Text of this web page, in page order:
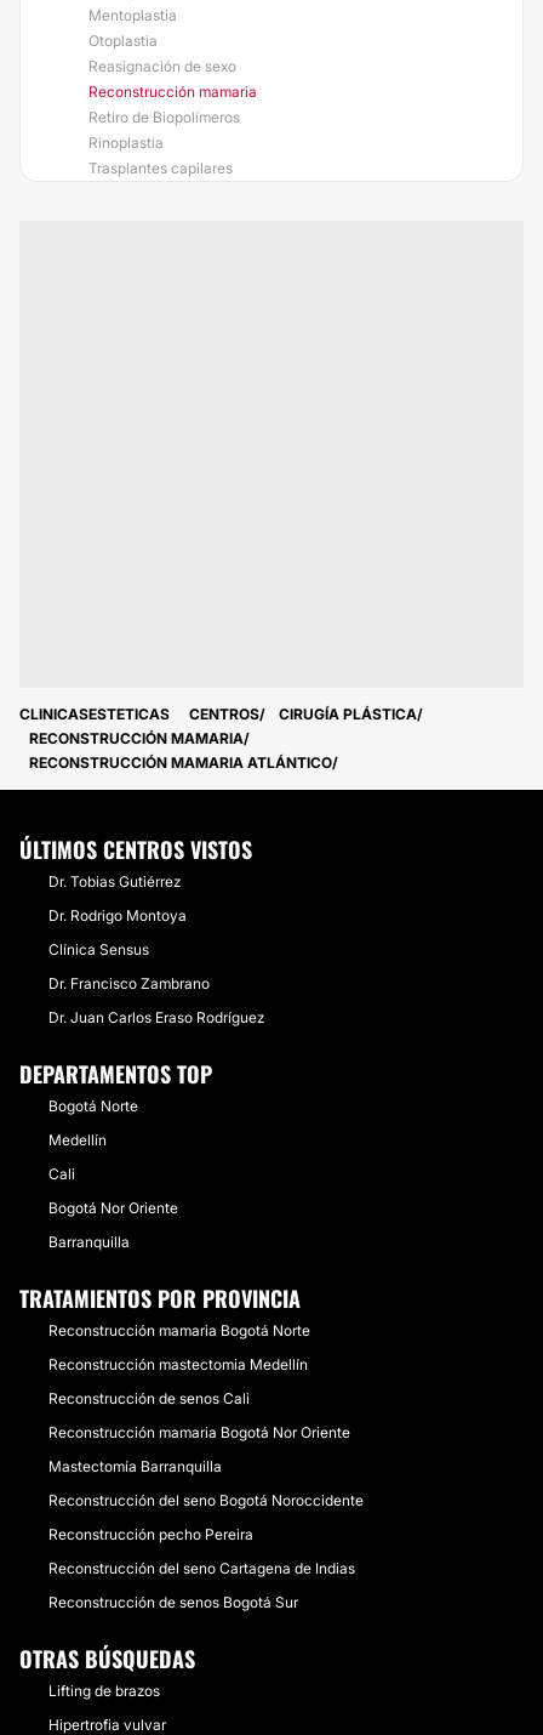
Mentoplastia
Otoplastia
Reasignación de sexo
Reconstrucción mamaria
Retiro de Biopolímeros
Rinoplastia
Trasplantes capilares
CLINICASESTETICAS CENTROS
CIRUGÍA PLÁSTICA
RECONSTRUCCIÓN MAMARIA
RECONSTRUCCIÓN MAMARIA ATLÁNTICO
ÚLTIMOS CENTROS VISTOS
Dr. Tobias Gutiérrez
Dr. Rodrigo Montoya
Clínica Sensus
Dr. Francisco Zambrano
Dr. Juan Carlos Eraso Rodríguez
DEPARTAMENTOS TOP
Bogotá Norte
Medellín
Cali
Bogotá Nor Oriente
Barranquilla
TRATAMIENTOS POR PROVINCIA
Reconstrucción mamaria Bogotá Norte
Reconstrucción mastectomia Medellín
Reconstrucción de senos Cali
Reconstrucción mamaria Bogotá Nor Oriente
Mastectomía Barranquilla
Reconstrucción del seno Bogotá Noroccidente
Reconstrucción pecho Pereira
Reconstrucción del seno Cartagena de Indias
Reconstrucción de senos Bogotá Sur
OTRAS BÚSQUEDAS
Lifting de brazos
Hipertrofia vulvar